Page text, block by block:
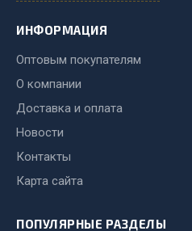
Тормозная система
Показать ещё
Запчасти ЯМЗ
Двигатель
ИНФОРМАЦИЯ
Оптовым покупателям
О компании
Доставка и оплата
Новости
Контакты
Карта сайта
ПОПУЛЯРНЫЕ РАЗДЕЛЫ